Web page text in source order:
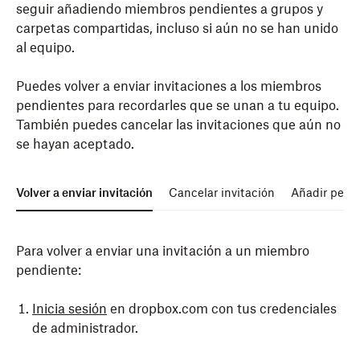
seguir añadiendo miembros pendientes a grupos y
carpetas compartidas, incluso si aún no se han unido
al equipo.
Puedes volver a enviar invitaciones a los miembros
pendientes para recordarles que se unan a tu equipo.
También puedes cancelar las invitaciones que aún no
se hayan aceptado.
Volver a enviar invitación Cancelar invitación Añadir
Para volver a enviar una invitación a un miembro
pendiente:
Inicia sesión en dropbox.com con tus credenciales
de administrador.